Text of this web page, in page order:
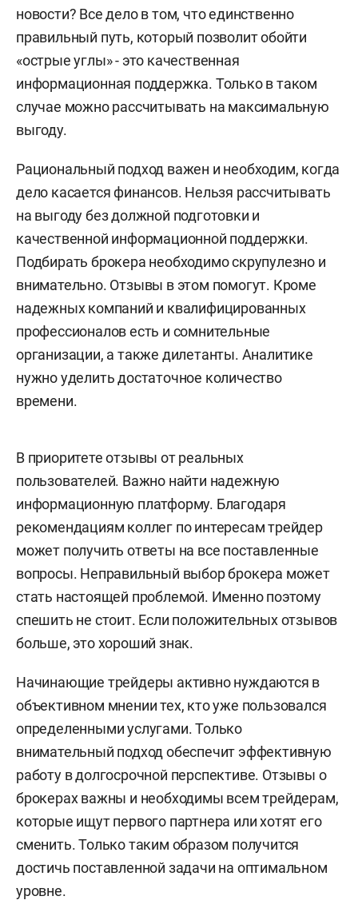
новости? Все дело в том, что единственно
правильный путь, который позволит обойти
«острые углы» - это качественная
информационная поддержка. Только в таком
случае можно рассчитывать на максимальную
выгоду.
Рациональный подход важен и необходим, когда
дело касается финансов. Нельзя рассчитывать
на выгоду без должной подготовки и
качественной информационной поддержки.
Подбирать брокера необходимо скрупулезно и
внимательно. Отзывы в этом помогут. Кроме
надежных компаний и квалифицированных
профессионалов есть и сомнительные
организации, а также дилетанты. Аналитике
нужно уделить достаточное количество
времени.
В приоритете отзывы от реальных
пользователей. Важно найти надежную
информационную платформу. Благодаря
рекомендациям коллег по интересам трейдер
может получить ответы на все поставленные
вопросы. Неправильный выбор брокера может
стать настоящей проблемой. Именно поэтому
спешить не стоит. Если положительных отзывов
больше, это хороший знак.
Начинающие трейдеры активно нуждаются в
объективном мнении тех, кто уже пользовался
определенными услугами. Только
внимательный подход обеспечит эффективную
работу в долгосрочной перспективе. Отзывы о
брокерах важны и необходимы всем трейдерам,
которые ищут первого партнера или хотят его
сменить. Только таким образом получится
достичь поставленной задачи на оптимальном
уровне.